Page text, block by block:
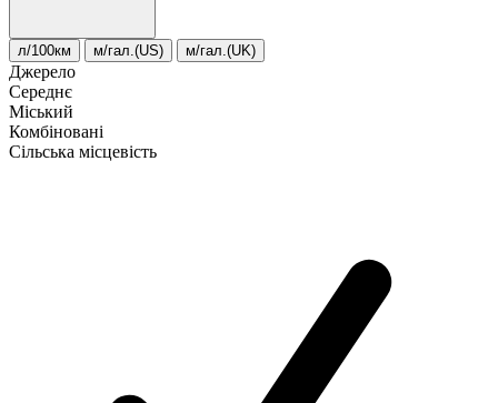
л/100км м/гал.(US) м/гал.(UK)
Джерело
Середнє
Міський
Комбіновані
Сільська місцевість